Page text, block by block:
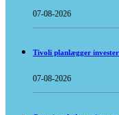
07-08-2026
Tivoli planlægger
07-08-2026